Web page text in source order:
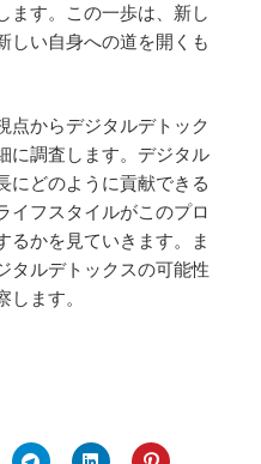
ます。この一歩は、新し
しい自身への道を開くも
点からデジタルデトック
に調査します。デジタル
にどのように貢献できる
イフスタイルがこのプロ
るかを見ていきます。ま
タルデトックスの可能性
ます。